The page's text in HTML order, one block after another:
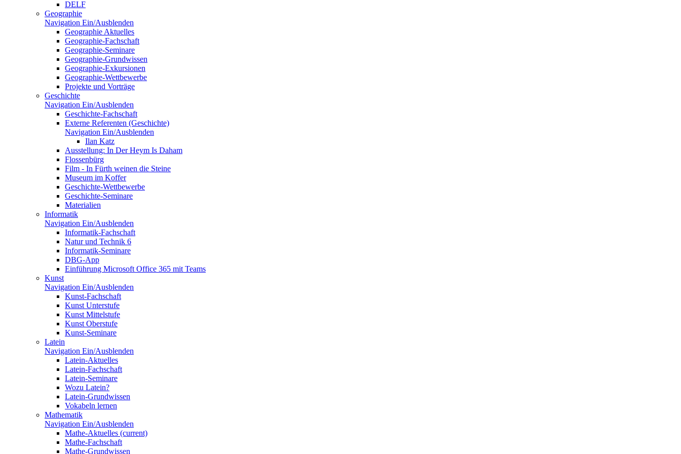
DELF
Geographie
Navigation Ein/Ausblenden
Geographie Aktuelles
Geographie-Fachschaft
Geographie-Seminare
Geographie-Grundwissen
Geographie-Exkursionen
Geographie-Wettbewerbe
Projekte und Vorträge
Geschichte
Navigation Ein/Ausblenden
Geschichte-Fachschaft
Externe Referenten (Geschichte)
Navigation Ein/Ausblenden
Ilan Katz
Ausstellung: In Der Heym Is Daham
Flossenbürg
Film - In Fürth weinen die Steine
Museum im Koffer
Geschichte-Wettbewerbe
Geschichte-Seminare
Materialien
Informatik
Navigation Ein/Ausblenden
Informatik-Fachschaft
Natur und Technik 6
Informatik-Seminare
DBG-App
Einführung Microsoft Office 365 mit Teams
Kunst
Navigation Ein/Ausblenden
Kunst-Fachschaft
Kunst Unterstufe
Kunst Mittelstufe
Kunst Oberstufe
Kunst-Seminare
Latein
Navigation Ein/Ausblenden
Latein-Aktuelles
Latein-Fachschaft
Latein-Seminare
Wozu Latein?
Latein-Grundwissen
Vokabeln lernen
Mathematik
Navigation Ein/Ausblenden
Mathe-Aktuelles (current)
Mathe-Fachschaft
Mathe-Grundwissen